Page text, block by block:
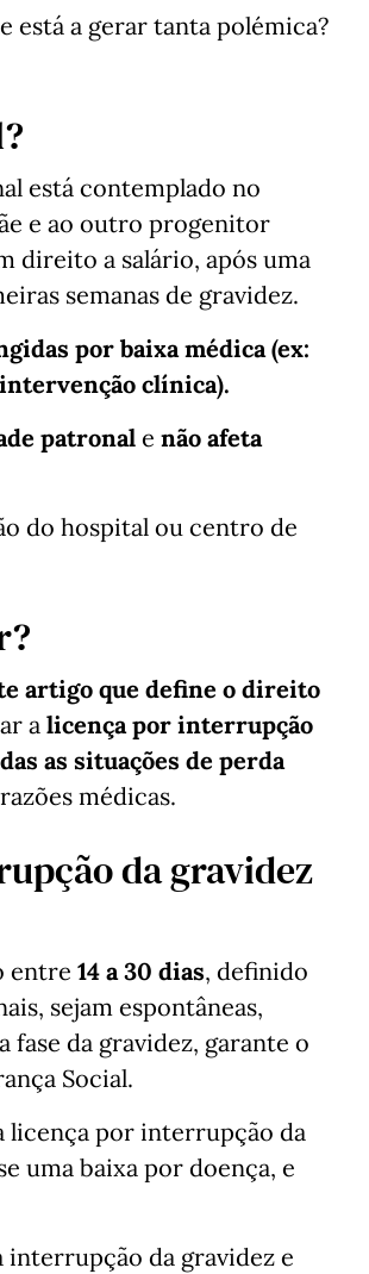
está a gerar tanta polémica?
está contemplado no
e ao outro progenitor
direito a salário, após uma
semanas de gravidez.
por baixa médica (ex:
clínica).
patronal e não afeta
do hospital ou centro de
artigo que define o direito
a licença por interrupção
as situações de perda
médicas.
da gravidez
entre 14 a 30 dias, definido
sejam espontâneas,
da gravidez, garante o
Social.
licença por interrupção da
uma baixa por doença, e
da gravidez e